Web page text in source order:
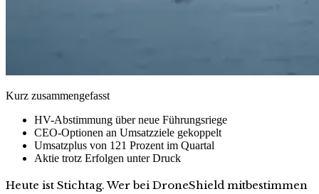
Kurz zusammengefasst
HV-Abstimmung über neue Führungsriege
CEO-Optionen an Umsatzziele gekoppelt
Umsatzplus von 121 Prozent im Quartal
Aktie trotz Erfolgen unter Druck
Heute ist Stichtag. Wer bei DroneShield mitbestimmen